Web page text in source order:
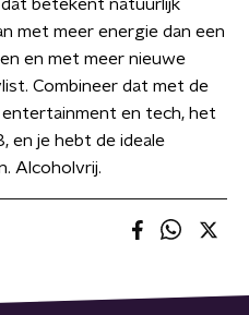
betekent natuurlijk
met meer energie dan een
en met meer nieuwe
Combineer dat met de
en tech, het
en je hebt de ideale
Alcoholvrij.